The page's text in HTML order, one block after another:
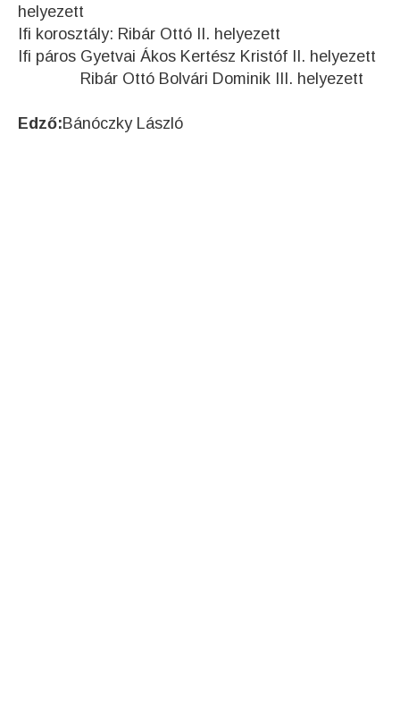
helyezett
Ifi korosztály: Ribár Ottó II. helyezett
Ifi páros Gyetvai Ákos Kertész Kristóf II. helyezett
Ribár Ottó Bolvári Dominik III. helyezett
Edző:Bánóczky László